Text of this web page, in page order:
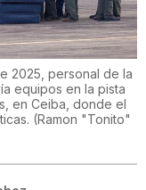
2025, personal de la
equipos en la pista
en Ceiba, donde el
(Ramon "Tonito"